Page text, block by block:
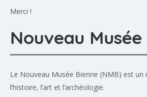
Merci !
Nouveau Musée
Le Nouveau Musée Bienne (NMB) est un
l’histoire, l’art et l’archéologie.